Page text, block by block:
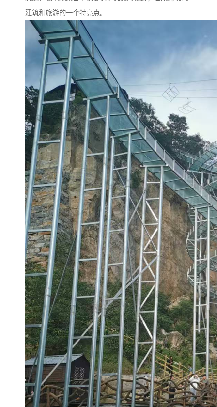
建筑和旅游的一个特亮点。